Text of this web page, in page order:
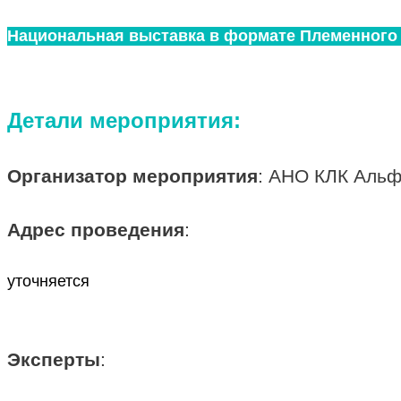
Национальная выставка в формате Племенного
Детали мероприятия:
Организатор мероприятия: АНО КЛК
Адрес проведения:
уточняется
Эксперты: